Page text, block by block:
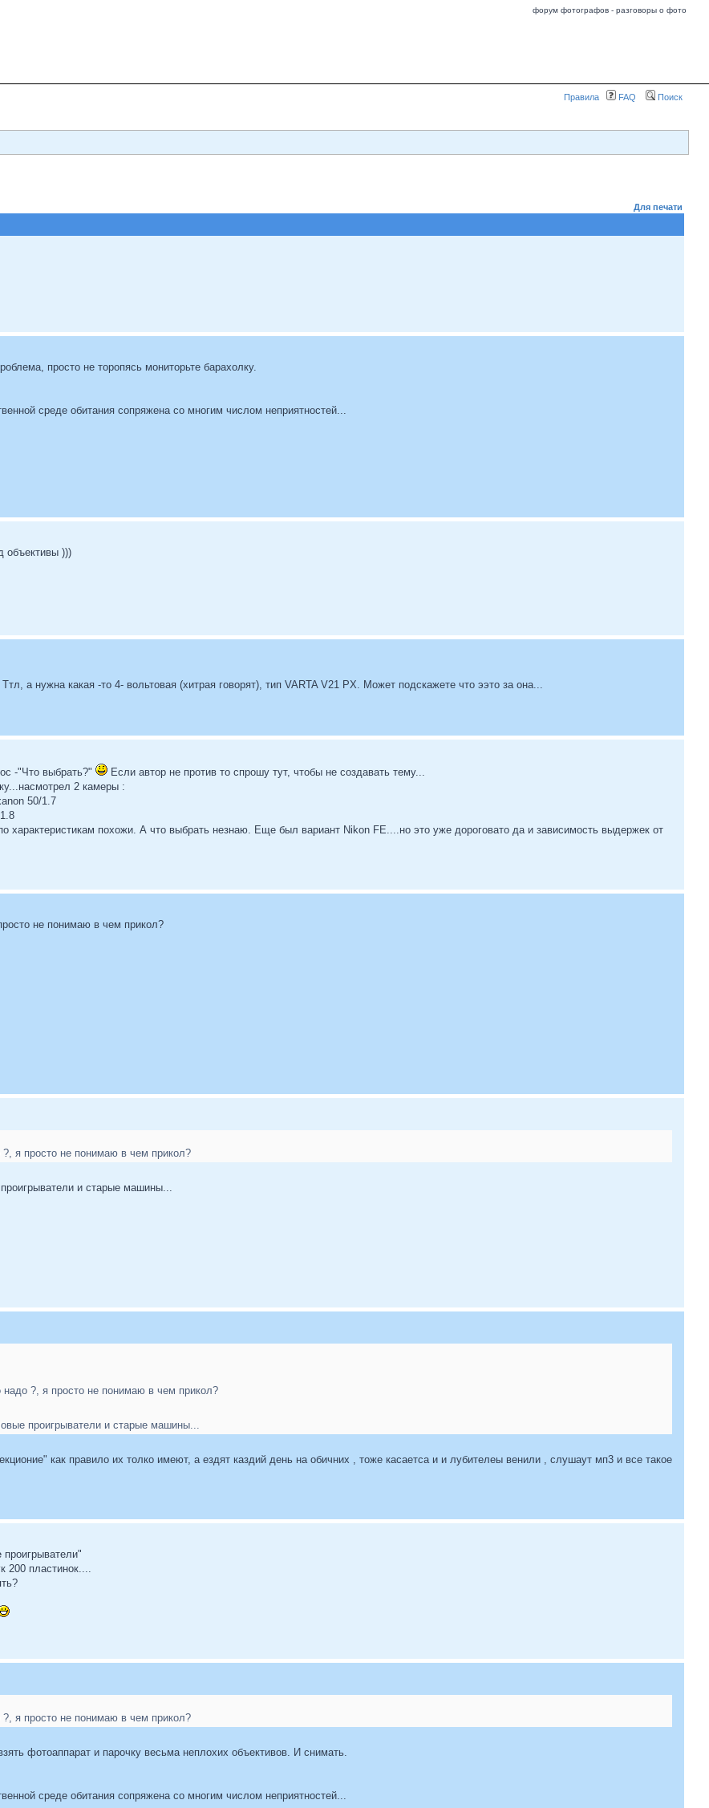
форум фотографов - разговоры о фото
Правила FAQ Поиск
Для печати
просто не торопясь мониторьте барахолку.
среде обитания сопряжена со многим числом неприятностей...
объективы )))
а нужна какая -то 4- вольтовая (хитрая говорят), тип VARTA V21 PX. Может подскажете что ээто за она...
-"Что выбрать?"
Если автор не против то спрошу тут, чтобы не создавать тему...
2 камеры :
50/1.7
характеристикам похожи. А что выбрать незнаю. Еще был вариант Nikon FE....но это уже дороговато да и зависимость выдержек от
не понимаю в чем прикол?
я просто не понимаю в чем прикол?
и старые машины...
надо ?, я просто не понимаю в чем прикол?
проигрыватели и старые машины...
как правило их толко имеют, а ездят каздий день на обичних , тоже касаетса и и лубителеы венили , слушаут мп3 и все такое
200 пластинок....
я просто не понимаю в чем прикол?
фотоаппарат и парочку весьма неплохих объективов. И снимать.
среде обитания сопряжена со многим числом неприятностей...